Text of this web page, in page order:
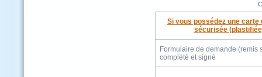
Si vous possédez une carte
sécurisée
Formulaire de demande (remis
complété et signé